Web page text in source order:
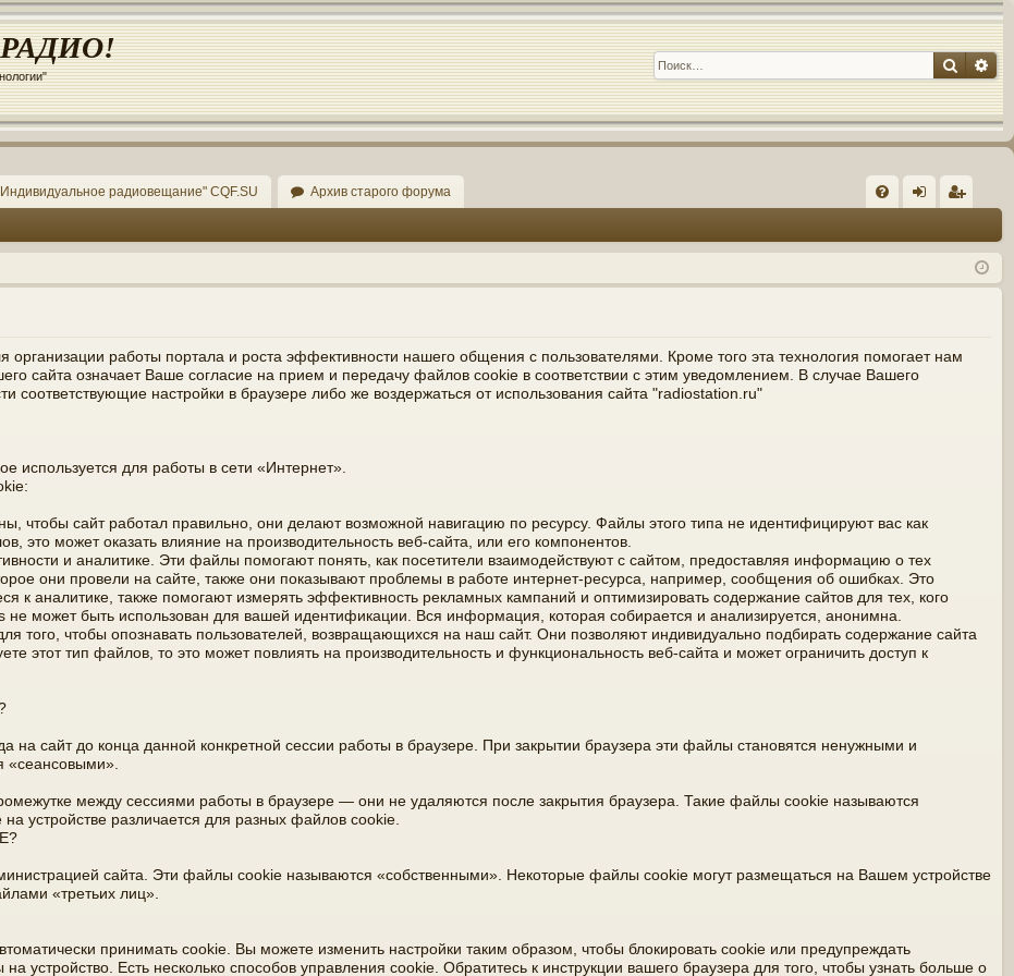
Поиск
радиовещание" CQF.SU Архив старого форума
Q д ис
тр
ия
работы портала и роста эффективности нашего общения с пользователями. Кроме того эта технология помогает нам
сайта означает Ваше согласие на прием и передачу файлов cookie в соответствии с этим уведомлением. В случае Вашего
соответствующие настройки в браузере либо же воздержаться от использования сайта "radiostation.ru"
используется для работы в сети «Интернет».
сайт работал правильно, они делают возможной навигацию по ресурсу. Файлы этого типа не идентифицируют вас как
это может оказать влияние на производительность веб-сайта, или его компонентов.
и аналитике. Эти файлы помогают понять, как посетители взаимодействуют с сайтом, предоставляя информацию о тех
они провели на сайте, также они показывают проблемы в работе интернет-ресурса, например, сообщения об ошибках. Это
к аналитике, также помогают измерять эффективность рекламных кампаний и оптимизировать содержание сайтов для тех, кого
может быть использован для вашей идентификации. Вся информация, которая собирается и анализируется, анонимна.
чтобы опознавать пользователей, возвращающихся на наш сайт. Они позволяют индивидуально подбирать содержание сайта
этот тип файлов, то это может повлиять на производительность и функциональность веб-сайта и может ограничить доступ к
сайт до конца данной конкретной сессии работы в браузере. При закрытии браузера эти файлы становятся ненужными и
«сеансовыми».
между сессиями работы в браузере — они не удаляются после закрытия браузера. Такие файлы cookie называются
устройстве различается для разных файлов cookie.
сайта. Эти файлы cookie называются «собственными». Некоторые файлы cookie могут размещаться на Вашем устройстве
«третьих лиц».
принимать cookie. Вы можете изменить настройки таким образом, чтобы блокировать cookie или предупреждать
устройство. Есть несколько способов управления cookie. Обратитесь к инструкции вашего браузера для того, чтобы узнать больше о